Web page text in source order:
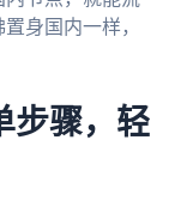
身国内一样，
步骤，轻